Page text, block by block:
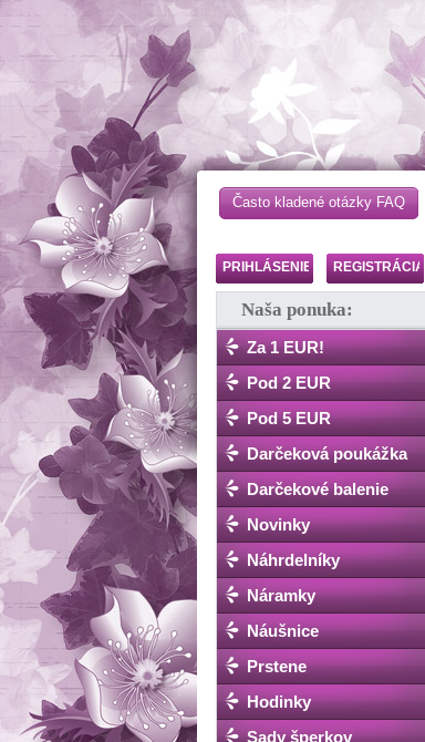
Často kladené otázky FAQ
PRIHLÁSENIE REGISTRÁCIA
Naša ponuka:
Za 1 EUR!
Pod 2 EUR
Pod 5 EUR
Darčeková poukážka
Darčekové balenie
Novinky
Náhrdelníky
Náramky
Náušnice
Prstene
Hodinky
Sady šperkov